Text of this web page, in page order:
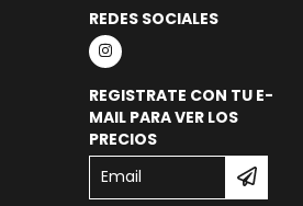
REDES SOCIALES
REGISTRATE CON TU E-
MAIL PARA VER LOS
PRECIOS